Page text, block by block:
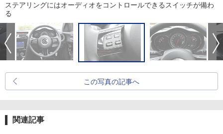
ステアリングにはオーディオをコントロールできるスイッチが備わ
る
この写真の記事へ
関連記事